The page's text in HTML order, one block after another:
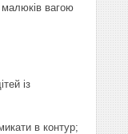
малюків вагою
із
в контур;